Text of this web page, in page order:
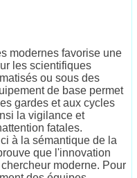
modernes favorise une
les scientifiques
ou sous des
de base permet
gardes et aux cycles
la vigilance et
fatales.
à la sémantique de la
que l'innovation
moderne. Pour